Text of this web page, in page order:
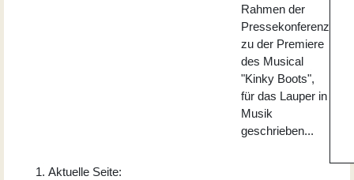
Rahmen der
Pressekonferenz
zu der Premiere
des Musical
"Kinky Boots",
für das Lauper in
Musik
geschrieben...
Aktuelle Seite: